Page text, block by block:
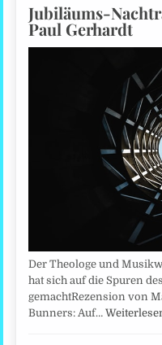
Jubiläums-
Paul Gerhardt
Der Theologe und
hat sich auf die Spuren
gemachtRezension von
Bunners: Auf…